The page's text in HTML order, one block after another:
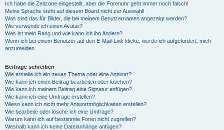
Ich habe die Zeitzone eingestellt, aber die Forenuhr geht immer noch falsch!
Meine Sprache steht auf diesem Board nicht zur Auswahl!
Was sind das für Bilder, die bei meinem Benutzernamen angezeigt werden?
Wie verwende ich einen Avatar?
Was ist mein Rang und wie kann ich ihn ändern?
Wenn ich bei einem Benutzer auf den E-Mail-Link klicke, werde ich aufgefordert, mich
anzumelden.
Beiträge schreiben
Wie erstelle ich ein neues Thema oder eine Antwort?
Wie kann ich einen Beitrag bearbeiten oder löschen?
Wie kann ich meinem Beitrag eine Signatur anfügen?
Wie kann ich eine Umfrage erstellen?
Wieso kann ich nicht mehr Antwortmöglichkeiten erstellen?
Wie bearbeite oder lösche ich eine Umfrage?
Warum kann ich auf bestimmte Foren nicht zugreifen?
Weshalb kann ich keine Dateianhänge anfügen?